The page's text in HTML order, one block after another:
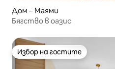
Дом – Маями
Бягство в оазис
Избор на гостите
Избор на гостите